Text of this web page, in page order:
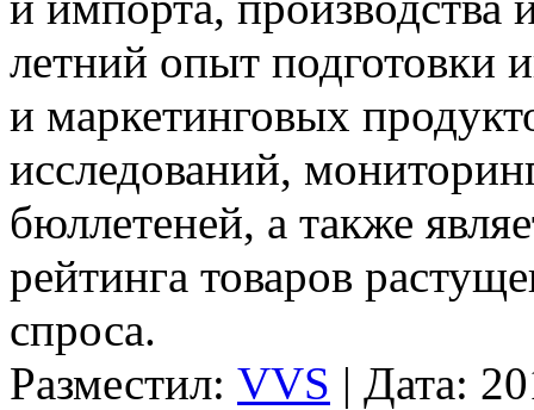
летний опыт подготовки
и маркетинговых
исследований,
бюллетеней, а также
рейтинга товаров
спроса.
Разместил: VVS | Дата: